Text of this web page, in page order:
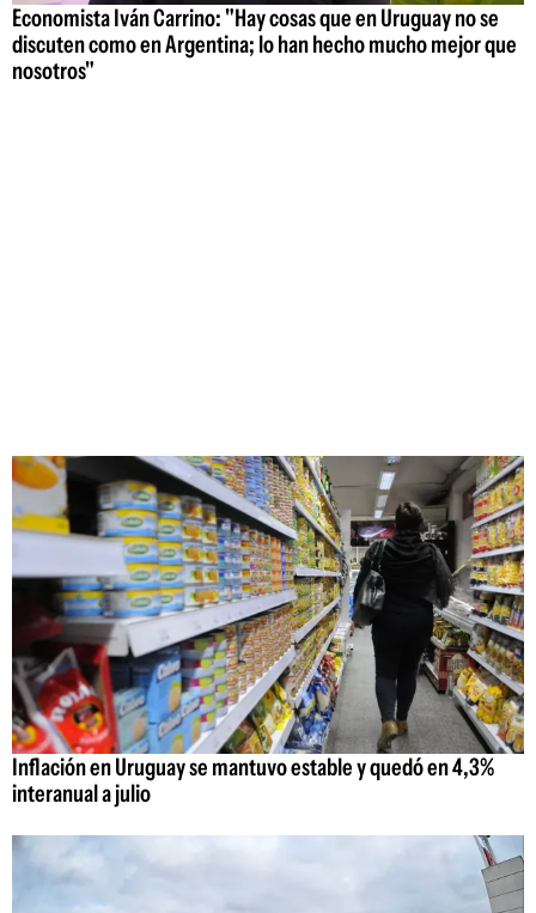
Economista Iván Carrino: "Hay cosas que en Uruguay no se
discuten como en Argentina; lo han hecho mucho mejor que
nosotros"
Inflación en Uruguay se mantuvo estable y quedó en 4,3%
interanual a julio